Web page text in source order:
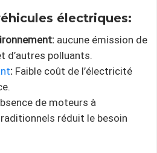
électriques:
aucune émission de
d’autres polluants.
: Faible coût de l’électricité
de moteurs à
réduit le besoin